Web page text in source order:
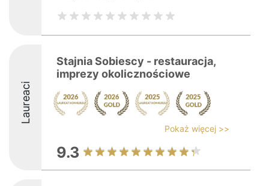
Laureaci
Stajnia Sobiescy - restauracja,
imprezy okolicznościowe
Pokaż więcej >>
9.3